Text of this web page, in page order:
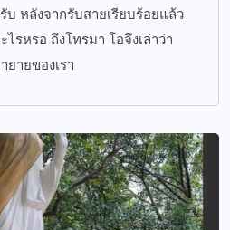
บ หลังจากรับสายเรียบร้อยแล้ว
รหรอ ถึงโทรมา โอจึงเล่าว่า
ายของเรา